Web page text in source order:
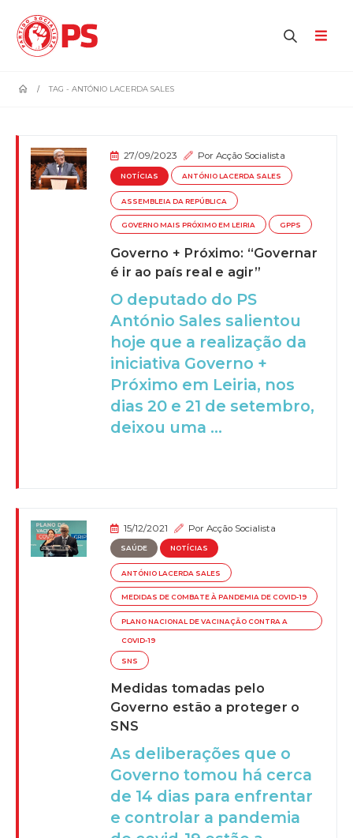
TAG - ANTÓNIO LACERDA SALES
27/09/2023 PorAcção Socialista
NOTÍCIAS ANTÓNIO LACERDA SALES
ASSEMBLEIA DA REPÚBLICA
GOVERNO MAIS PRÓXIMO EM LEIRIA GPPS
Governo + Próximo: “Governar
é ir ao país real e agir”
O deputado do PS
António Sales salientou
hoje que a realização da
iniciativa Governo +
Próximo em Leiria, nos
dias 20 e 21 de setembro,
deixou uma ...
15/12/2021 PorAcção Socialista
SAÚDE NOTÍCIAS
ANTÓNIO LACERDA SALES
MEDIDAS DE COMBATE À PANDEMIA DE COVID-19
PLANO NACIONAL DE VACINAÇÃO CONTRA A
COVID-19
SNS
Medidas tomadas pelo
Governo estão a proteger o
SNS
As deliberações que o
Governo tomou há cerca
de 14 dias para enfrentar
e controlar a pandemia